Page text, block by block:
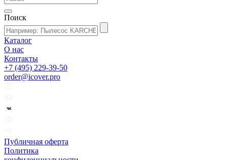
Поиск
Каталог
О нас
Контакты
+7 (495) 229-39-50
order@icover.pro
Публичная оферта
Политика